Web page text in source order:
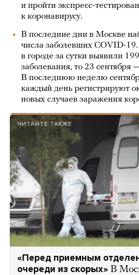
и пройти экспресс-
к коронавирусу.
В последние дни в Москве
числа заболевших COVID-
в городе за сутки выявили
заболевания, то 23 сентября
В последнюю неделю
каждый день регистрируют
новых случаев заражения
ЧИТАЙТЕ ТАКЖЕ
«Перед приемным
очереди из скорых» В